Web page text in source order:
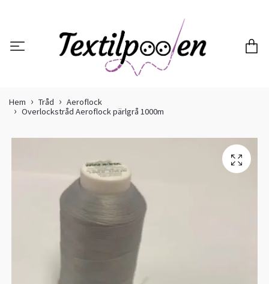
Hem Tråd
Aeroflock
Overlockstråd Aeroflock pärlgrå 1000m